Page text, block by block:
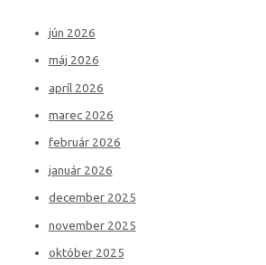
jún 2026
máj 2026
apríl 2026
marec 2026
február 2026
január 2026
december 2025
november 2025
október 2025